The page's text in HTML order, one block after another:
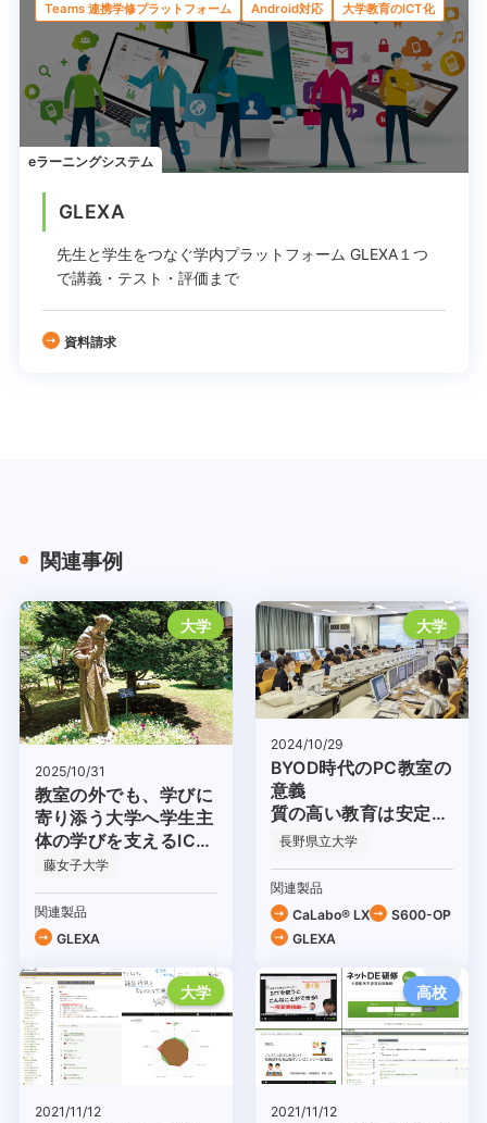
Teams 連携学修プラットフォーム Android対応 大学教育のICT化
eラーニングシステム
GLEXA
先生と学生をつなぐ学内プラットフォーム GLEXA１つ
で講義・テスト・評価まで
資料請求
関連事例
大学
2025/10/31
教室の外でも、学びに
寄り添う大学へ学生主
体の学びを支えるICT
環境
藤女子大学
関連製品
GLEXA
大学
2024/10/29
BYOD時代のPC教室の
意義
質の高い教育は安定的
な環境から
長野県立大学
関連製品
CaLabo® LX
S600-OP
GLEXA
大学
2021/11/12
高校
2021/11/12